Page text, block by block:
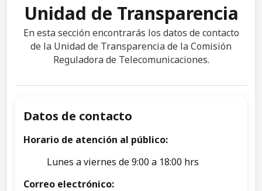
Unidad de Transparencia
En esta sección encontrarás los datos de contacto
de la Unidad de Transparencia de la Comisión
Reguladora de Telecomunicaciones.
Datos de contacto
Horario de atención al público:
Lunes a viernes de 9:00 a 18:00 hrs
Correo electrónico: